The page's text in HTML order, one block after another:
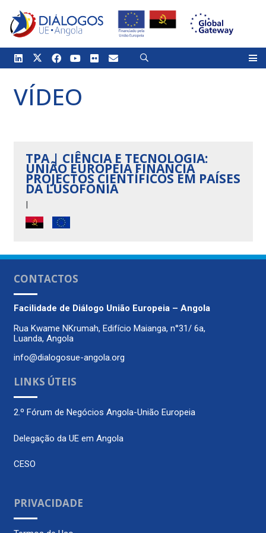
VÍDEO
TPA | CIÊNCIA E TECNOLOGIA:
UNIÃO EUROPEIA FINANCIA
PROJECTOS CIENTÍFICOS EM PAÍSES
DA LUSOFONIA
CONTACTOS
Facilidade de Diálogo União Europeia – Angola
Rua Kwame NKrumah, Edifício Maianga, n°31/ 6a,
Luanda, Angola
info@dialogosue-angola.org
LINKS ÚTEIS
2.º Fórum de Negócios Angola-União Europeia
Delegação da UE em Angola
CESO
PRIVACIDADE